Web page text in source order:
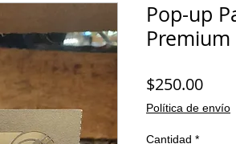
Pop-up
Premium
$250.00
Política de envío
Cantidad *